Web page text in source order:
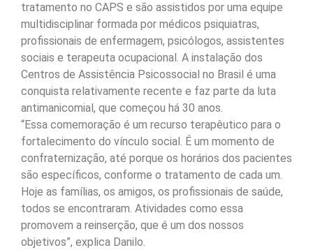
tratamento no CAPS e são assistidos por uma equipe
multidisciplinar formada por médicos psiquiatras,
profissionais de enfermagem, psicólogos, assistentes
sociais e terapeuta ocupacional. A instalação dos
Centros de Assistência Psicossocial no Brasil é uma
conquista relativamente recente e faz parte da luta
antimanicomial, que começou há 30 anos.
“Essa comemoração é um recurso terapêutico para o
fortalecimento do vínculo social. É um momento de
confraternização, até porque os horários dos pacientes
são específicos, conforme o tratamento de cada um.
Hoje as famílias, os amigos, os profissionais de saúde,
todos se encontraram. Atividades como essa
promovem a reinserção, que é um dos nossos
objetivos”, explica Danilo.